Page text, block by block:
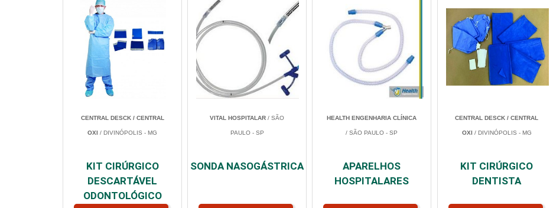
CENTRAL DESCK / CENTRAL
OXI / DIVINÓPOLIS - MG
KIT CIRÚRGICO
DESCARTÁVEL
ODONTOLÓGICO
VITAL HOSPITALAR / SÃO
PAULO - SP
SONDA NASOGÁSTRICA
HEALTH ENGENHARIA CLÍNICA
/ SÃO PAULO - SP
APARELHOS
HOSPITALARES
CENTRAL DESCK / CENTRAL
OXI / DIVINÓPOLIS - MG
KIT CIRÚRGICO
DENTISTA